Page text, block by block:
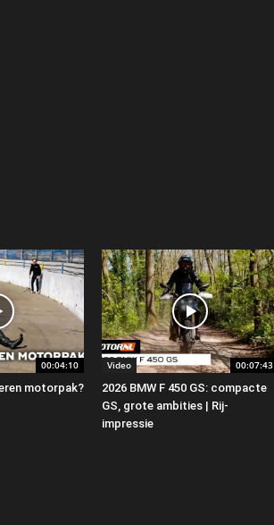
00:04:10
motorpak?
Video 00:07:43
2026 BMW F 450 GS: compacte
GS, grote ambities | Rij-
impressie